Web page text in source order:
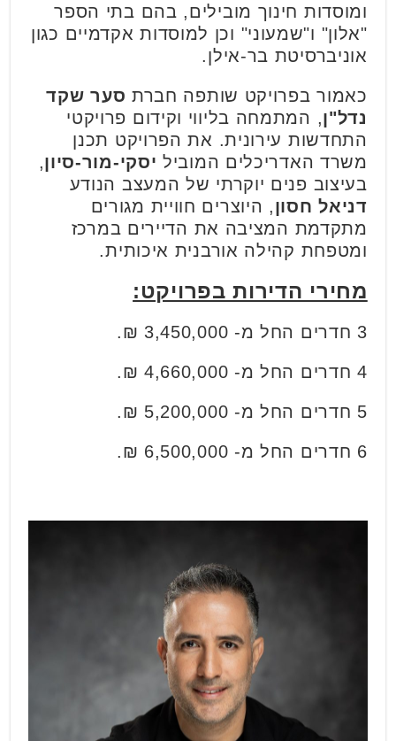
ומוסדות חינוך מובילים, בהם בתי הספר
"אלון" ו"שמעוני" וכן למוסדות אקדמיים כגון
אוניברסיטת בר-אילן.
כאמור בפרויקט שותפה חברת סער שקד
נדל"ן, המתמחה בליווי וקידום פרויקטי
התחדשות עירונית. את הפרויקט תכנן
משרד האדריכלים המוביל יסקי-מור-סיון,
בעיצוב פנים יוקרתי של המעצב הנודע
דניאל חסון, היוצרים חוויית מגורים
מתקדמת המציבה את הדיירים במרכז
ומטפחת קהילה אורבנית איכותית.
מחירי הדירות בפרויקט:
3 חדרים החל מ- 3,450,000 ₪.
4 חדרים החל מ- 4,660,000 ₪.
5 חדרים החל מ- 5,200,000 ₪.
6 חדרים החל מ- 6,500,000 ₪.